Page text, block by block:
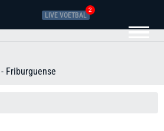
LIVE VOETBAL
2
- Friburguense